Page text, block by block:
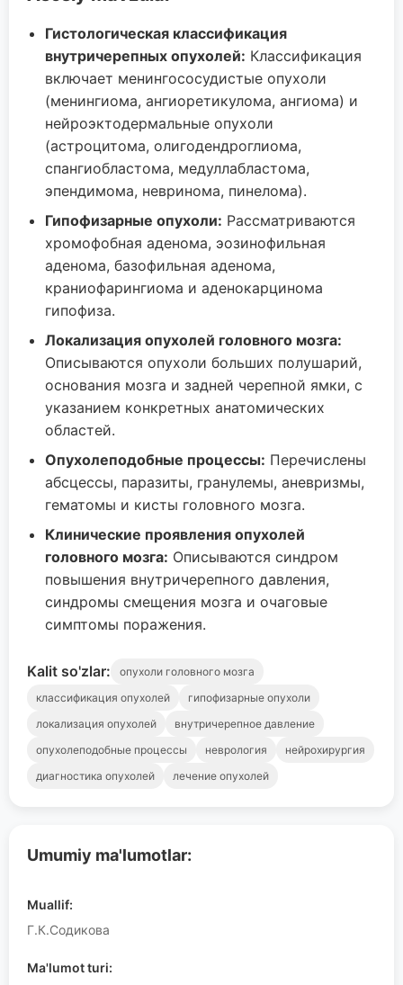
Umumiy ma'lumotlar:
Muallif:
Г.К.Содикова
Ma'lumot turi:
Гистологическая классификация
внутричерепных опухолей: Классификация
включает менингососудистые опухоли
(менингиома, ангиоретикулома, ангиома) и
нейроэктодермальные опухоли
(астроцитома, олигодендроглиома,
спангиобластома, медуллабластома,
эпендимома, невринома, пинелома).
Гипофизарные опухоли: Рассматриваются
хромофобная аденома, эозинофильная
аденома, базофильная аденома,
краниофарингиома и аденокарцинома
гипофиза.
Локализация опухолей головного мозга:
Описываются опухоли больших полушарий,
основания мозга и задней черепной ямки, с
указанием конкретных анатомических
областей.
Опухолеподобные процессы: Перечислены
абсцессы, паразиты, гранулемы, аневризмы,
гематомы и кисты головного мозга.
Клинические проявления опухолей
головного мозга: Описываются синдром
повышения внутричерепного давления,
синдромы смещения мозга и очаговые
симптомы поражения.
Kalit so'zlar:
опухоли головного мозга
классификация опухолей
гипофизарные опухоли
локализация опухолей
внутричерепное давление
опухолеподобные процессы
неврология
нейрохирургия
диагностика опухолей
лечение опухолей